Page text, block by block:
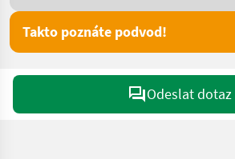
Takto poznáte podvod!
Odeslat dotaz